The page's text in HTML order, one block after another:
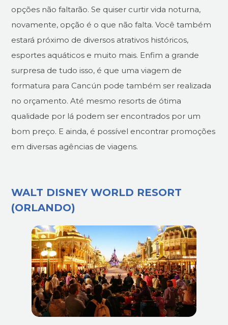
opções não faltarão. Se quiser curtir vida noturna,
novamente, opção é o que não falta. Você também
estará próximo de diversos atrativos históricos,
esportes aquáticos e muito mais. Enfim a grande
surpresa de tudo isso, é que uma viagem de
formatura para Cancún pode também ser realizada
no orçamento. Até mesmo resorts de ótima
qualidade por lá podem ser encontrados por um
bom preço. E ainda, é possível encontrar promoções
em diversas agências de viagens.
WALT DISNEY WORLD RESORT
(ORLANDO)